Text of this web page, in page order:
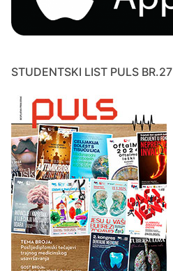
STUDENTSKI LIST PULS BR.27